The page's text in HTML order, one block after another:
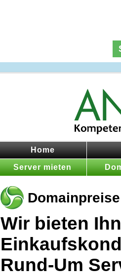
Home
Server mieten
Wir bieten
Rund-Um